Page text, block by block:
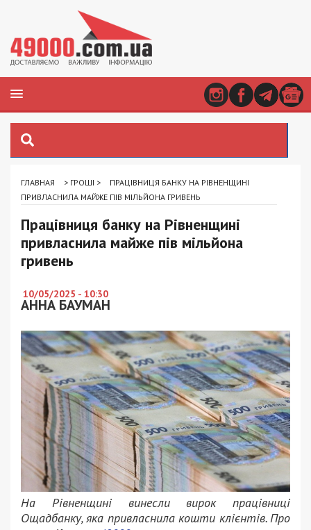
ГЛАВНАЯ > ГРОШІ >
ПРАЦІВНИЦЯ БАНКУ НА РІВНЕНЩИНІ
ПРИВЛАСНИЛА МАЙЖЕ ПІВ МІЛЬЙОНА ГРИВЕНЬ
Працівниця банку на Рівненщині
привласнила майже пів мільйона
гривень
10/05/2025 - 10:30
АННА БАУМАН
На Рівненщині винесли вирок працівниці
Ощадбанку, яка привласнила кошти клієнтів. Про